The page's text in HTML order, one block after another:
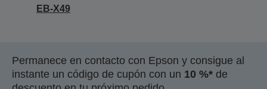
EB-X49
Permanece en contacto con Epson y consigue al
instante un código de cupón con un 10 %* de